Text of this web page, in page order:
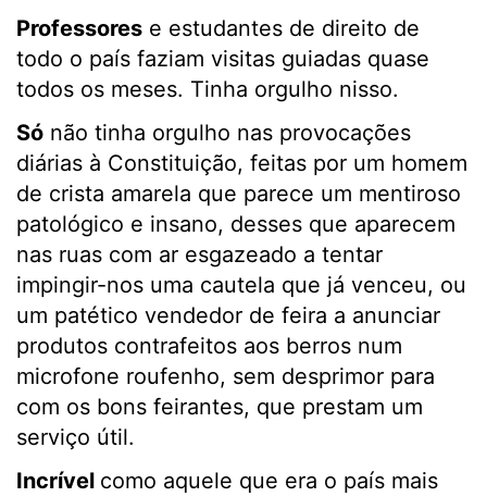
Professores e estudantes de direito de
todo o país faziam visitas guiadas quase
todos os meses. Tinha orgulho nisso.
Só não tinha orgulho nas provocações
diárias à Constituição, feitas por um homem
de crista amarela que parece um mentiroso
patológico e insano, desses que aparecem
nas ruas com ar esgazeado a tentar
impingir-nos uma cautela que já venceu, ou
um patético vendedor de feira a anunciar
produtos contrafeitos aos berros num
microfone roufenho, sem desprimor para
com os bons feirantes, que prestam um
serviço útil.
Incrível como aquele que era o país mais